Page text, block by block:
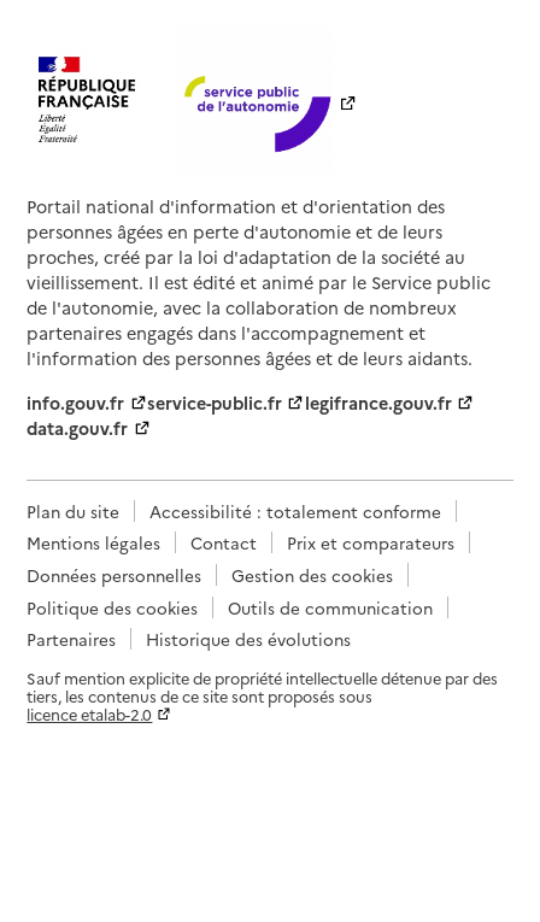
Portail national d'information et d'orientation des
personnes âgées en perte d'autonomie et de leurs
proches, créé par la loi d'adaptation de la société au
vieillissement. Il est édité et animé par le Service public
de l'autonomie, avec la collaboration de nombreux
partenaires engagés dans l'accompagnement et
l'information des personnes âgées et de leurs aidants.
info.gouv.fr
service-public.fr
legifrance.gouv.fr
data.gouv.fr
Plan du site
Accessibilité : totalement conforme
Mentions légales
Contact
Prix et comparateurs
Données personnelles
Gestion des cookies
Politique des cookies
Outils de communication
Partenaires
Historique des évolutions
Sauf mention explicite de propriété intellectuelle détenue par des
tiers, les contenus de ce site sont proposés sous
licence etalab-2.0